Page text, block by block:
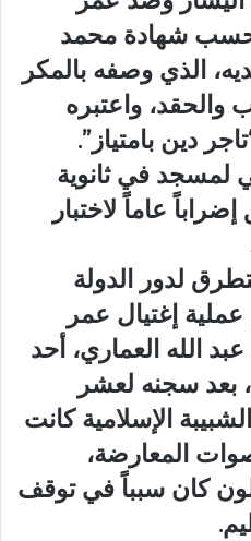
شهادة محمد
الذي وصفه بالمكر
والحقد، واعتبره
دين بامتياز”.
لمسجد في ثانوية
عاماً لاختبار
لدور الدولة
عملية إغتيال عمر
الله العماري، أحد
بعد سجنه لعشر
الإسلامية كانت
المعارضة،
كان سبباً في توقف